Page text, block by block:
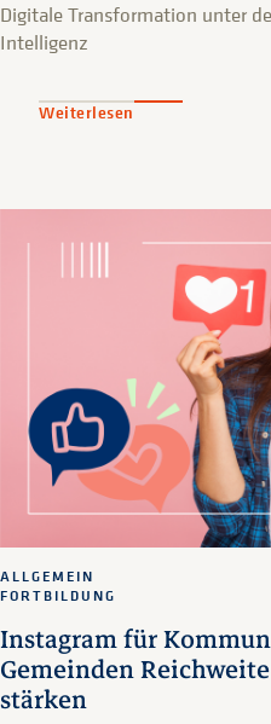
Digitale Transformation unter
Intelligenz
Weiterlesen
Instagram für
Gemeinden
stärken
ALLGEMEIN
FORTBILDUNG